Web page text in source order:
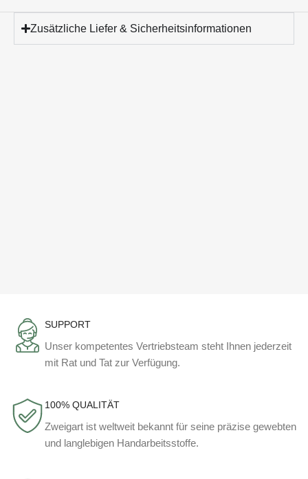
Zusätzliche Liefer & Sicherheitsinformationen
SUPPORT
Unser kompetentes Vertriebsteam steht Ihnen jederzeit
mit Rat und Tat zur Verfügung.
100% QUALITÄT
Zweigart ist weltweit bekannt für seine präzise gewebten
und langlebigen Handarbeitsstoffe.